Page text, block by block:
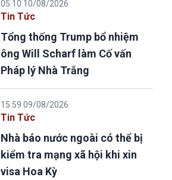
05:10 10/08/2026
Tin Tức
Tổng thống Trump bổ nhiệm
ông Will Scharf làm Cố vấn
Pháp lý Nhà Trắng
15:59 09/08/2026
Tin Tức
Nhà báo nước ngoài có thể bị
kiểm tra mạng xã hội khi xin
visa Hoa Kỳ